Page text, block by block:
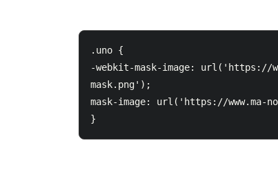
.uno {
-webkit-mask-image: url('https://
mask.png');
mask-image: url('https://www.ma-